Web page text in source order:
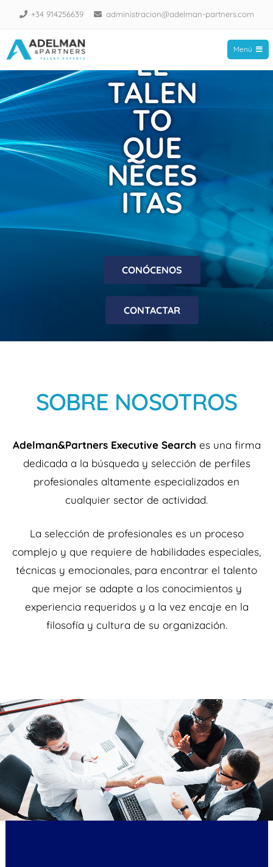
+34 914256639 administracion@adelman-partners.com
Adelman Partners
Menú
TENE
EL
TALEN
TO
QUE
NECES
ITAS
CONÓCENOS
CONTACTAR
SOBRE NOSOTROS
Adelman&Partners Executive Search es una firma
dedicada a la búsqueda y selección de perfiles
profesionales altamente especializados en
cualquier sector de actividad.
La selección de profesionales es un proceso
complejo y que requiere de habilidades especiales,
técnicas y emocionales, para encontrar el talento
que mejor se adapte a los conocimientos y
experiencia requeridos y a la vez encaje en la
filosofía y cultura de su organización.